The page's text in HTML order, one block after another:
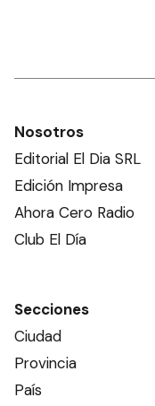
Nosotros
Editorial El Dia SRL
Edición Impresa
Ahora Cero Radio
Club El Día
Secciones
Ciudad
Provincia
País